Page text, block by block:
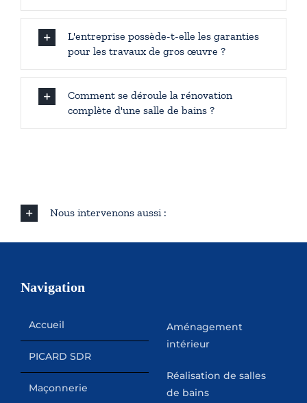
L'entreprise possède-t-elle les garanties
pour les travaux de gros œuvre ?
Comment se déroule la rénovation
complète d'une salle de bains ?
Nous intervenons aussi :
Navigation
Accueil
PICARD SDR
Maçonnerie
Aménagement
intérieur
Réalisation de salles
de bains